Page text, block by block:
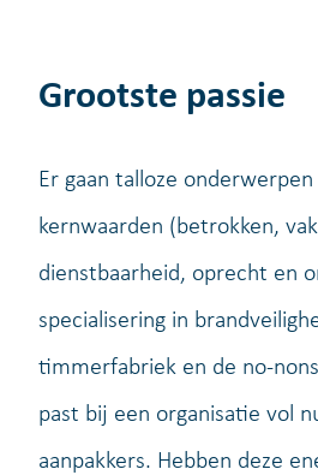
Grootste passie
Er gaan talloze
kernwaarden (betrokken,
dienstbaarheid, oprecht en
specialisering in
timmerfabriek en de no-
past bij een organisatie vol
aanpakkers. Hebben deze